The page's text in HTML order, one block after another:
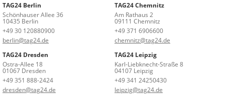
TAG24 Berlin
Schönhauser Allee 36
10435 Berlin
+49 30 120880900
berlin@tag24.de
TAG24 Chemnitz
Am Rathaus 2
09111 Chemnitz
+49 371 6906600
chemnitz@tag24.de
TAG24 Dresden
Ostra-Allee 18
01067 Dresden
+49 351 888-2424
dresden@tag24.de
TAG24 Leipzig
Karl-Liebknecht-Straße 8
04107 Leipzig
+49 341 24250430
leipzig@tag24.de